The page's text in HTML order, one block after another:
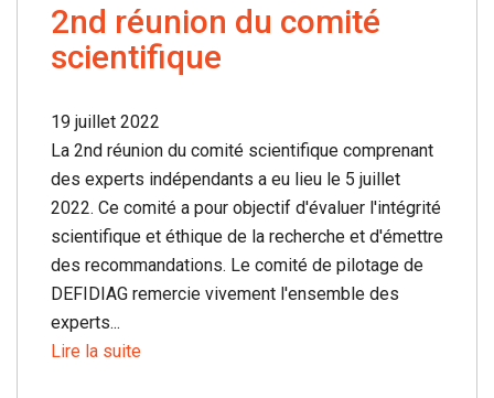
2nd réunion du comité
scientifique
19 juillet 2022
La 2nd réunion du comité scientifique comprenant
des experts indépendants a eu lieu le 5 juillet
2022. Ce comité a pour objectif d'évaluer l'intégrité
scientifique et éthique de la recherche et d'émettre
des recommandations. Le comité de pilotage de
DEFIDIAG remercie vivement l'ensemble des
experts...
Lire la suite